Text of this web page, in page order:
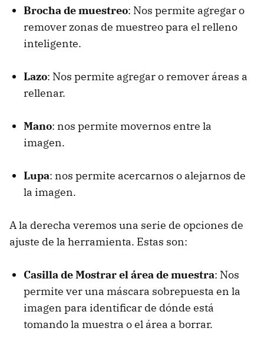
Brocha de muestreo: Nos permite agregar o
remover zonas de muestreo para el relleno
inteligente.
Lazo: Nos permite agregar o remover áreas a
rellenar.
Mano: nos permite movernos entre la
imagen.
Lupa: nos permite acercarnos o alejarnos de
la imagen.
A la derecha veremos una serie de opciones de
ajuste de la herramienta. Estas son:
Casilla de Mostrar el área de muestra: Nos
permite ver una máscara sobrepuesta en la
imagen para identificar de dónde está
tomando la muestra o el área a borrar.